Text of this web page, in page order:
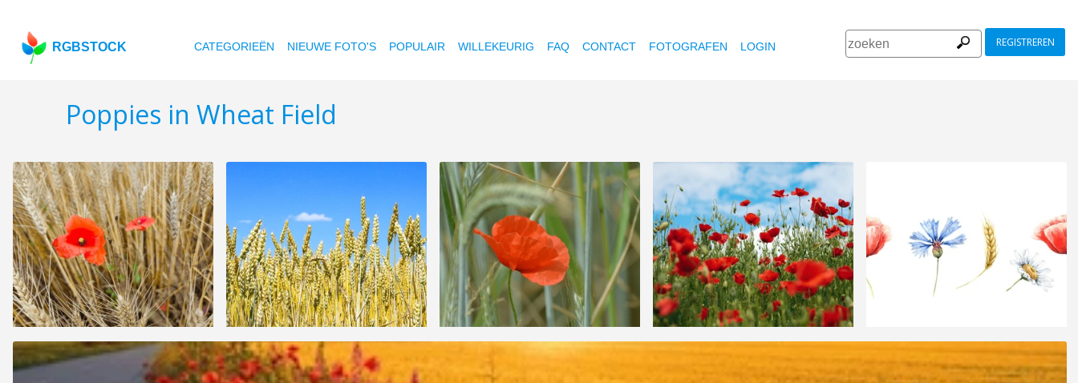
RGBSTOCK CATEGORIEËN NIEUWE FOTO'S POPULAIR WILLEKEURIG FAQ CONTACT FOTOGRAFEN LOGIN REGISTREREN
Poppies in Wheat Field